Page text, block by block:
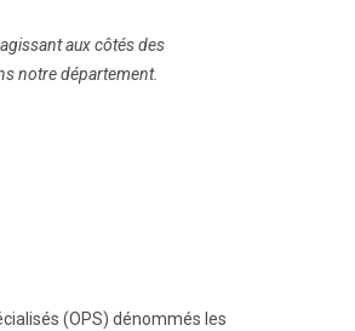
aux côtés des
notre département.
(OPS) dénommés les